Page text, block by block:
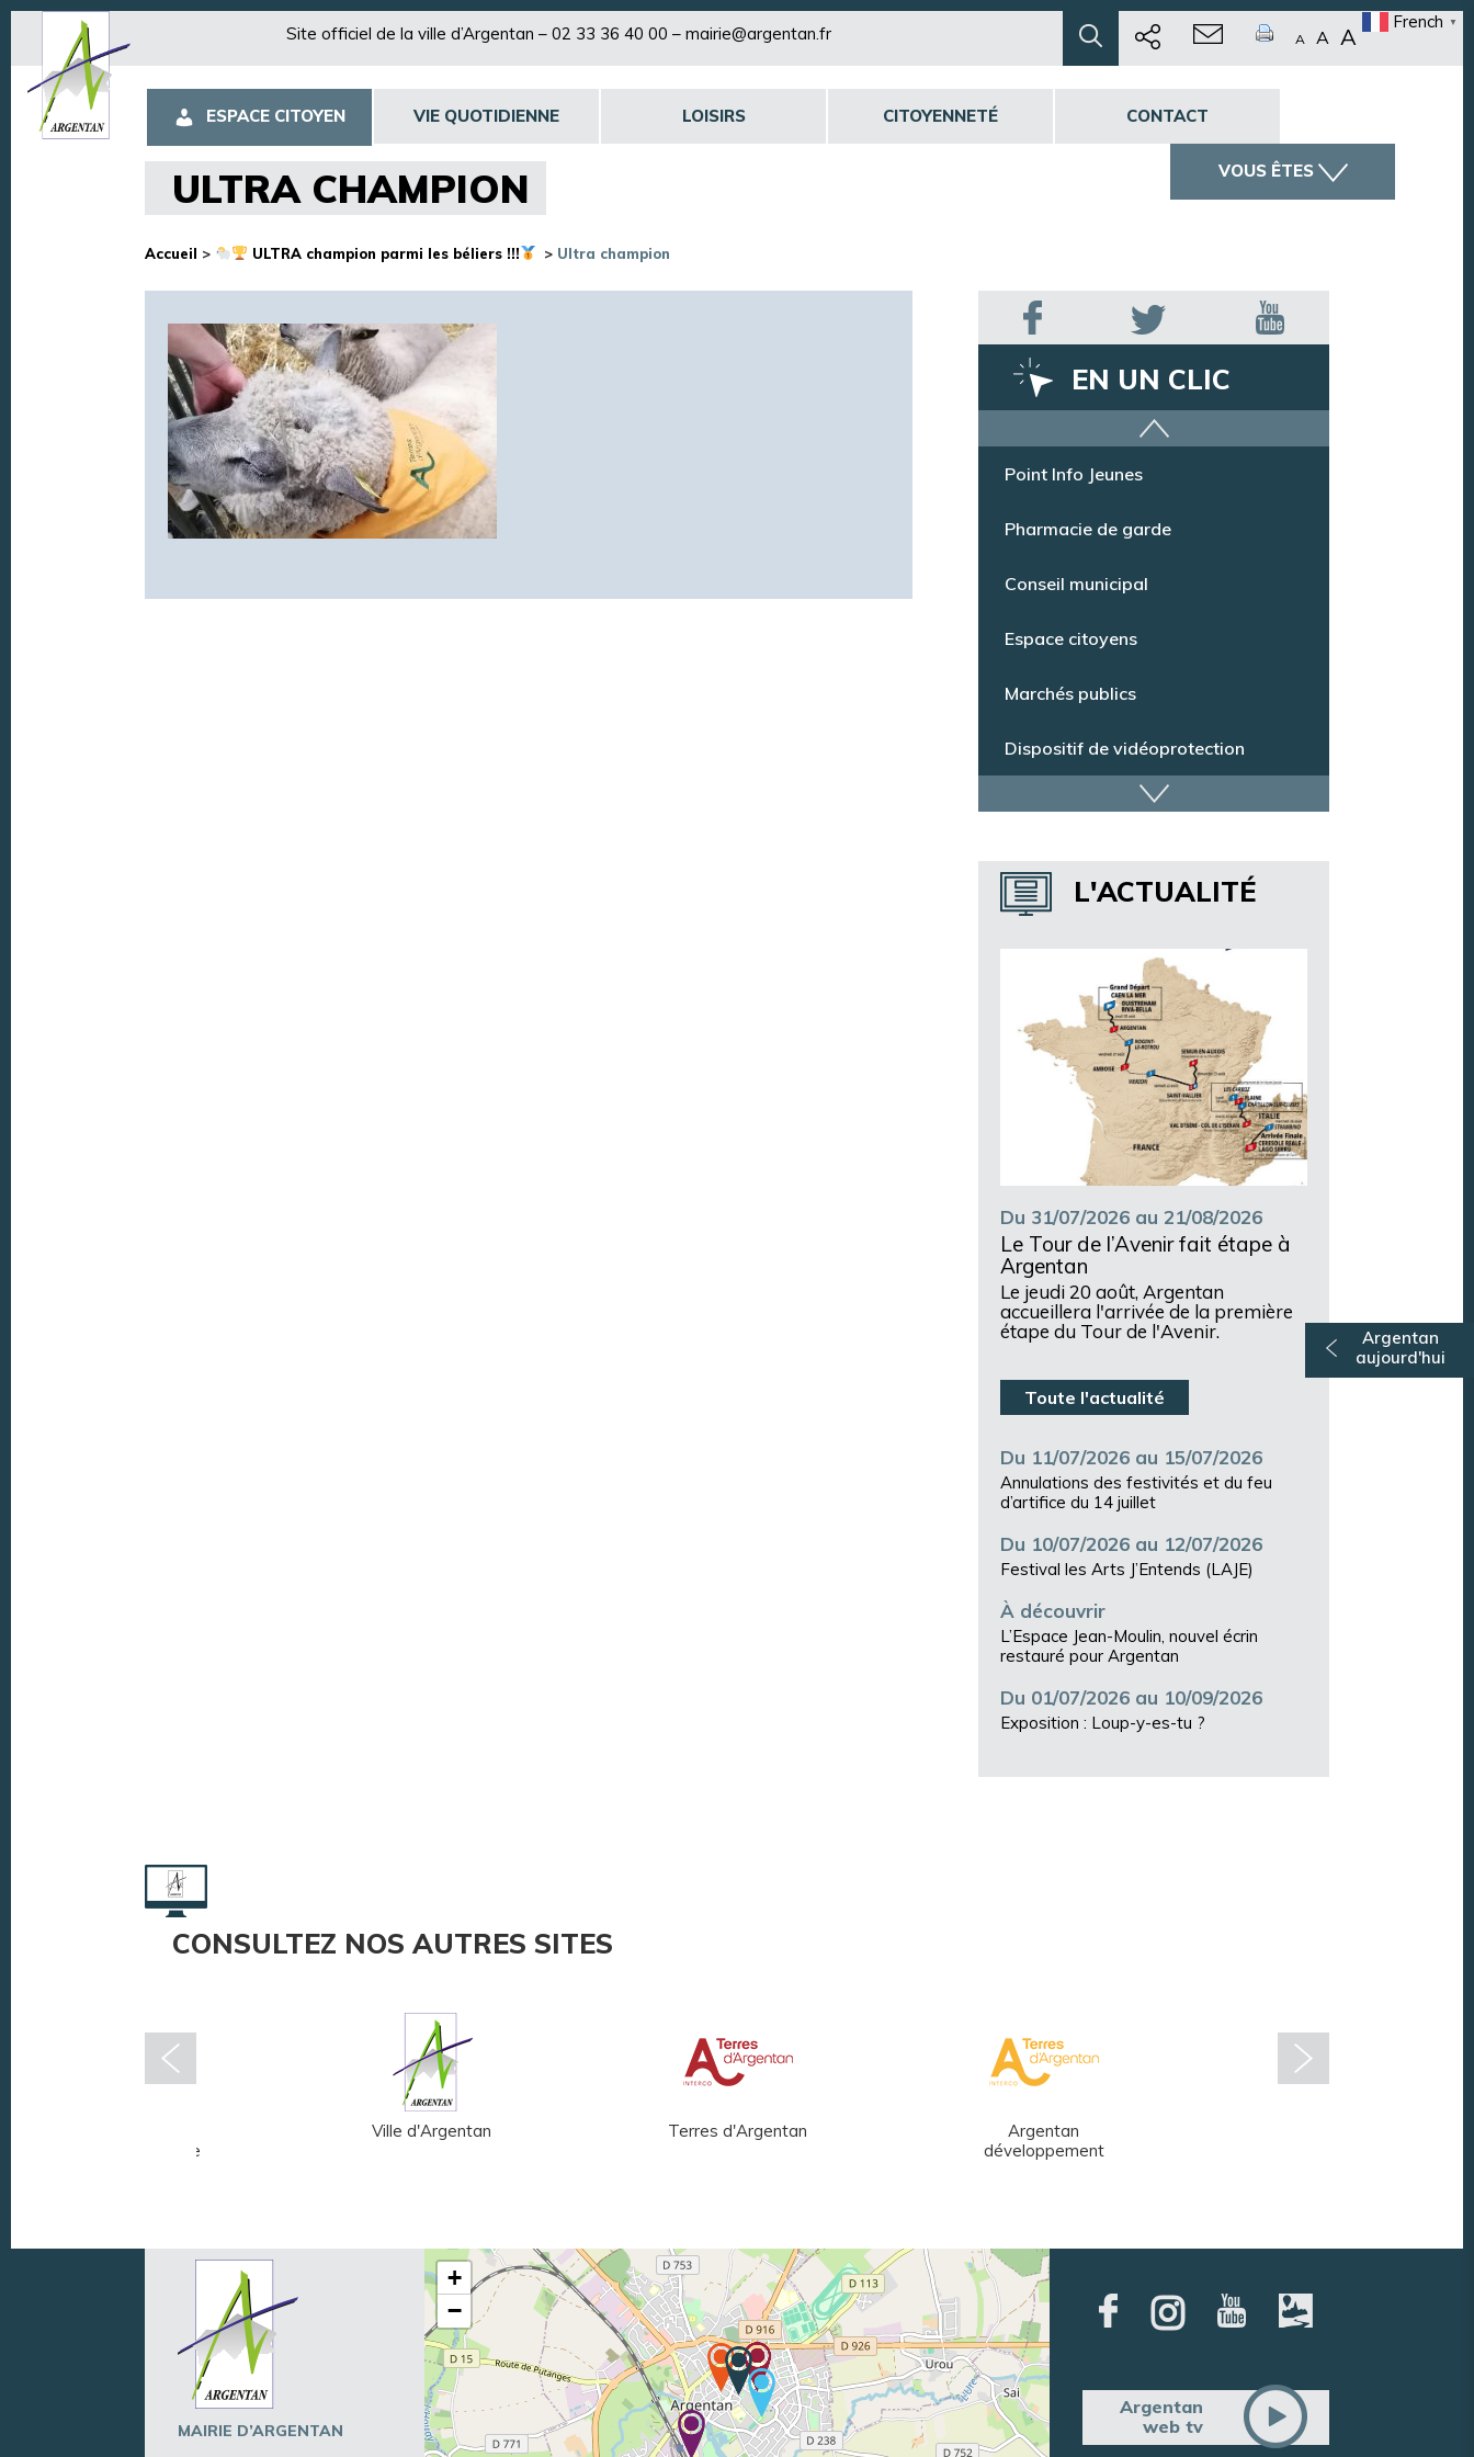
Site officiel de la ville d’Argentan – 02 33 36 40 00 – mairie@argentan.fr A A A
French ▼
ESPACE CITOYEN VIE QUOTIDIENNE LOISIRS CITOYENNETÉ CONTACT
VOUS ÊTES
Argentan
aujourd'hui
ULTRA CHAMPION
Accueil > ULTRA champion parmi les béliers !!! > Ultra champion
EN UN CLIC
Offres d’emploi
Point Info Jeunes
Pharmacie de garde
Conseil municipal
Espace citoyens
Marchés publics
Dispositif de vidéoprotection
Annuaire des services
Annuaire des associations
Argentan Aujourd’hui
L'ACTUALITÉ
Du 31/07/2026 au 21/08/2026
Le Tour de l’Avenir fait étape à
Argentan
Le jeudi 20 août, Argentan
accueillera l'arrivée de la première
étape du Tour de l'Avenir.
Toute l'actualité
Du 11/07/2026 au 15/07/2026
Annulations des festivités et du feu
d’artifice du 14 juillet
Du 10/07/2026 au 12/07/2026
Festival les Arts J’Entends (LAJE)
À découvrir
L’Espace Jean-Moulin, nouvel écrin
restauré pour Argentan
Du 01/07/2026 au 10/09/2026
Exposition : Loup-y-es-tu ?
CONSULTEZ NOS AUTRES SITES
Léger - André Mare
Ville d'Argentan Terres d'Argentan
Argentan
développement
MAIRIE D’ARGENTAN
+
−
Argentan
web tv